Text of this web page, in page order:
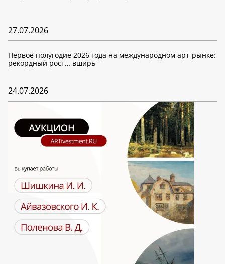
27.07.2026
Первое полугодие 2026 года на международном арт-рынке:
рекордный рост… вширь
24.07.2026